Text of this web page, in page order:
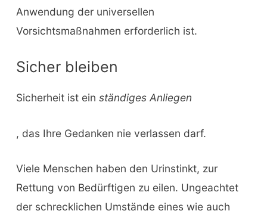
Anwendung der universellen
Vorsichtsmaßnahmen erforderlich ist.
Sicher bleiben
Sicherheit ist ein ständiges Anliegen
, das Ihre Gedanken nie verlassen darf.
Viele Menschen haben den Urinstinkt, zur
Rettung von Bedürftigen zu eilen. Ungeachtet
der schrecklichen Umstände eines wie auch